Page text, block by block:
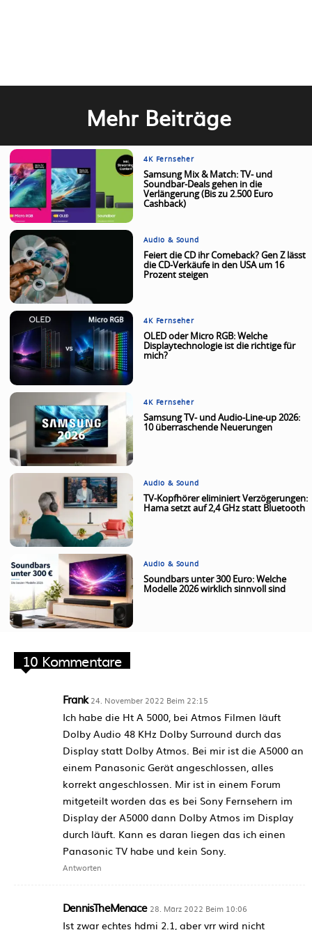
Mehr Beiträge
4K Fernseher
Samsung Mix & Match: TV- und
Soundbar-Deals gehen in die
Verlängerung (Bis zu 2.500 Euro
Cashback)
Audio & Sound
Feiert die CD ihr Comeback? Gen Z lässt
die CD-Verkäufe in den USA um 16
Prozent steigen
4K Fernseher
OLED oder Micro RGB: Welche
Displaytechnologie ist die richtige für
mich?
4K Fernseher
Samsung TV- und Audio-Line-up 2026:
10 überraschende Neuerungen
Audio & Sound
TV-Kopfhörer eliminiert Verzögerungen:
Hama setzt auf 2,4 GHz statt Bluetooth
Audio & Sound
Soundbars unter 300 Euro: Welche
Modelle 2026 wirklich sinnvoll sind
10 Kommentare
Frank 24. November 2022 Beim 22:15
Ich habe die Ht A 5000, bei Atmos Filmen läuft
Dolby Audio 48 KHz Dolby Surround durch das
Display statt Dolby Atmos. Bei mir ist die A5000 an
einem Panasonic Gerät angeschlossen, alles
korrekt angeschlossen. Mir ist in einem Forum
mitgeteilt worden das es bei Sony Fernsehern im
Display der A5000 dann Dolby Atmos im Display
durch läuft. Kann es daran liegen das ich einen
Panasonic TV habe und kein Sony.
Antworten
DennisTheMenace 28. März 2022 Beim 10:06
Ist zwar echtes hdmi 2.1, aber vrr wird nicht